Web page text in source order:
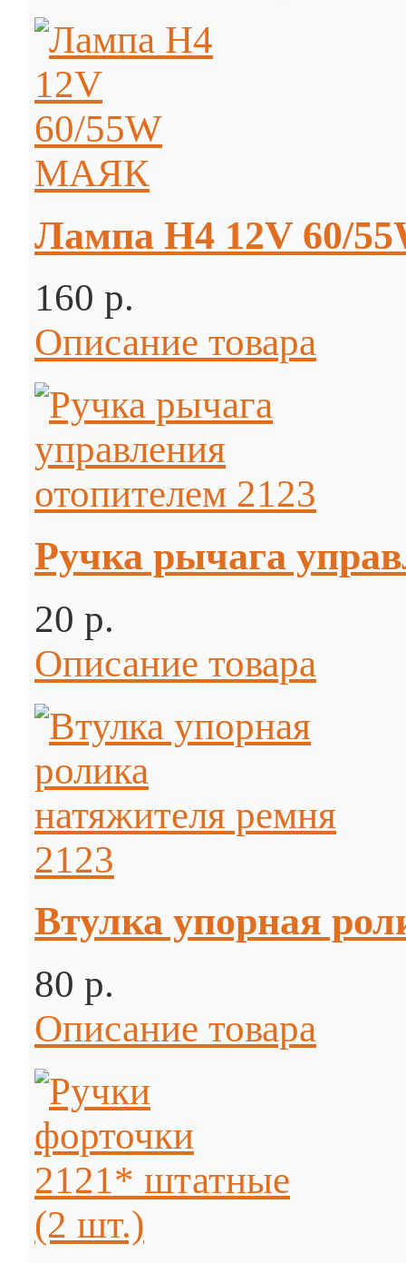
Лампа H4 12V 60/
160 p.
Описание товара
Ручка рычага
20 p.
Описание товара
Втулка упорная
80 p.
Описание товара